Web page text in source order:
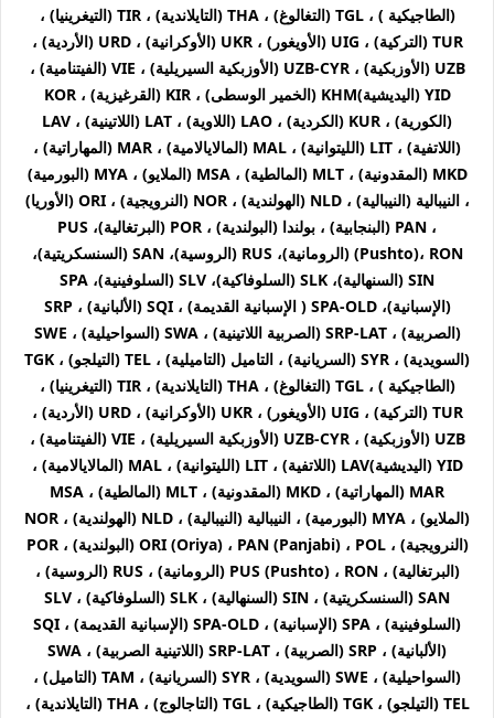
(الطاجيكية ) ، TGL (التغالوغ) ، THA (التايلاندية) ، TIR (التيغرينيا) ،
TUR (التركية) ، UIG (الأويغور) ، UKR (الأوكرانية) ، URD (الأردية) ،
UZB (الأوزبكية) ، UZB-CYR (الأوزبكية السيريلية) ، VIE (الفيتنامية) ،
YID (اليديشية)KHM (الخمير الوسطى) ، KIR (القرغيزية) ، KOR
(الكورية) ، KUR (الكردية) ، LAO (اللاوية) ، LAT (اللاتينية) ، LAV
(اللاتفية) ، LIT (الليتوانية) ، MAL (المالايالامية) ، MAR (المهاراتية) ،
MKD (المقدونية) ، MLT (المالطية) ، MSA (الملايو) ، MYA (البورمية)
، النيبالية (النيبالية) ، NLD (الهولندية) ، NOR (النرويجية) ، ORI (الأوريا)
، PAN (البنجابية) ، بولندا (البولندية) ، POR (البرتغالية)، PUS
(Pushto)، RON (الرومانية)، RUS (الروسية)، SAN (السنسكريتية)،
SIN (السنهالية)، SLK (السلوفاكية)، SLV (السلوفينية)، SPA
(الإسبانية)، SPA-OLD ( الإسبانية القديمة) ، SQI (الألبانية) ، SRP
(الصربية) ، SRP-LAT (الصربية اللاتينية) ، SWA (السواحيلية) ، SWE
(السويدية) ، SYR (السريانية) ، التاميل (التاميلية) ، TEL (التيلجو) ، TGK
(الطاجيكية ) ، TGL (التغالوغ) ، THA (التايلاندية) ، TIR (التيغرينيا) ،
TUR (التركية) ، UIG (الأويغور) ، UKR (الأوكرانية) ، URD (الأردية) ،
UZB (الأوزبكية) ، UZB-CYR (الأوزبكية السيريلية) ، VIE (الفيتنامية) ،
YID (اليديشية)LAV (اللاتفية) ، LIT (الليتوانية) ، MAL (المالايالامية) ،
MAR (المهاراتية) ، MKD (المقدونية) ، MLT (المالطية) ، MSA
(الملايو) ، MYA (البورمية) ، النيبالية (النيبالية) ، NLD (الهولندية) ، NOR
(النرويجية) ، ORI (Oriya) ، PAN (Panjabi) ، POL (البولندية) ، POR
(البرتغالية) ، PUS (Pushto) ، RON (الرومانية) ، RUS (الروسية) ،
SAN (السنسكريتية) ، SIN (السنهالية) ، SLK (السلوفاكية) ، SLV
(السلوفينية) ، SPA (الإسبانية) ، SPA-OLD (الإسبانية القديمة) ، SQI
(الألبانية) ، SRP (الصربية) ، SRP-LAT (اللاتينية الصربية) ، SWA
(السواحيلية) ، SWE (السويدية) ، SYR (السريانية) ، TAM (التاميل) ،
TEL (التيلجو) ، TGK (الطاجيكية) ، TGL (التاجالوج) ، THA (التايلاندية) ،